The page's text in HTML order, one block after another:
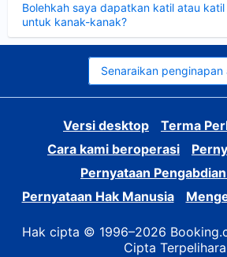
Bolehkah saya dapatkan katil atau
untuk kanak-kanak?
Senaraikan penginapan
Versi desktop
Terma
Cara kami beroperasi
Pernyataan
Pernyataan Hak Manusia
Hak cipta © 1996–2026
Cipta